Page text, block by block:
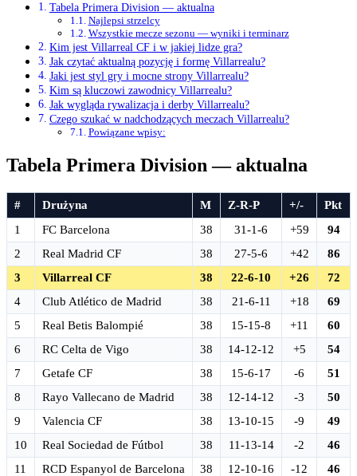
Tabela Primera Division — aktualna
Najlepsi strzelcy
Wszystkie mecze sezonu — wyniki i terminarz
Kim jest Villarreal CF i w jakiej lidze gra?
Jak czytać aktualną pozycję i formę Villarrealu?
Jaki jest styl gry i mocne strony Villarrealu?
Kim są kluczowi zawodnicy Villarrealu?
Jak wygląda rywalizacja i derby Villarrealu?
Czego szukać w nadchodzących meczach Villarrealu?
Powiązane wpisy:
Tabela Primera Division — aktualna
# Drużyna M Z-R-P +/-
Pkt
1
FC Barcelona 38 31-1-6 +59
94
2
Real Madrid CF 38 27-5-6 +42
86
3
Villarreal CF 38 22-6-10 +26
72
4
Club Atlético de Madrid 38 21-6-11 +18
69
5
Real Betis Balompié 38 15-15-8 +11
60
6
RC Celta de Vigo 38 14-12-12 +5
54
7
Getafe CF 38 15-6-17 -6
51
8
Rayo Vallecano de Madrid 38 12-14-12 -3
50
9
Valencia CF 38 13-10-15 -9
49
10
Real Sociedad de Fútbol 38 11-13-14 -2
46
11
RCD Espanyol de Barcelona 38 12-10-16 -12
46